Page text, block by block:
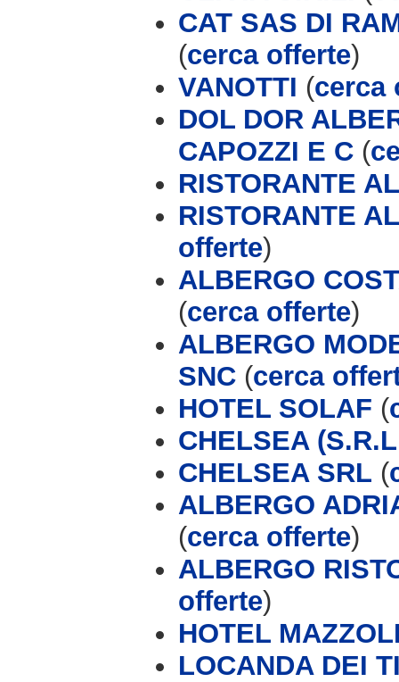
CAT SAS DI
(cerca offerte)
VANOTTI (cerca
DOL DOR
CAPOZZI E C (
RISTORANTE
RISTORANTE
offerte)
ALBERGO
(cerca offerte)
ALBERGO
SNC (cerca
HOTEL SOLAF (
CHELSEA
CHELSEA SRL (
ALBERGO
(cerca offerte)
ALBERGO
offerte)
HOTEL
LOCANDA DEI